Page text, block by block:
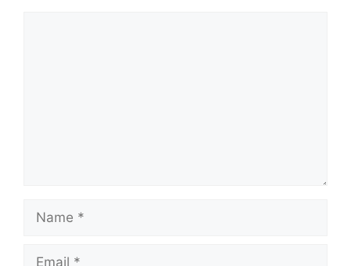
Name
Email